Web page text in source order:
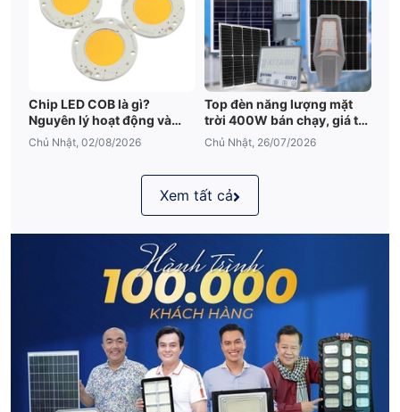
Chip LED COB là gì?
Nguyên lý hoạt động và
những điều cần biết
Chủ Nhật, 02/08/2026
Top đèn năng lượng mặt
trời 400W bán chạy, giá tốt
2026
Chủ Nhật, 26/07/2026
Xem tất cả